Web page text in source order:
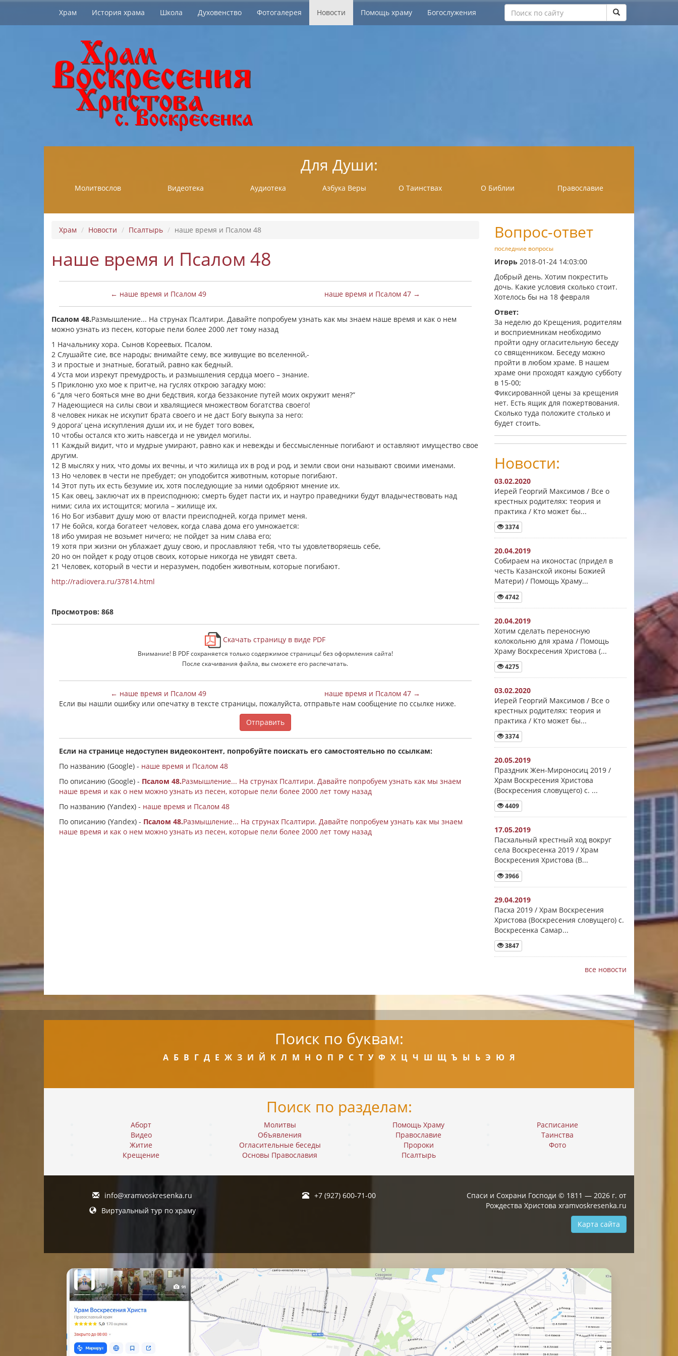
Храм История храма Школа Духовенство Фотогалерея Новости Помощь храму Богослужения
Для Души:
Молитвослов Видеотека Аудиотека Азбука Веры О Таинствах О Библии Православие
Храм Новости Псалтырь наше время и Псалом 48
наше время и Псалом 48
← наше время и Псалом 49 наше время и Псалом 47 →
Псалом 48.Размышление... На струнах Псалтири. Давайте попробуем узнать как мы знаем наше время и как о нем
можно узнать из песен, которые пели более 2000 лет тому назад
1 Начальнику хора. Сынов Кореевых. Псалом.
2 Слушайте сие, все народы; внимайте сему, все живущие во вселенной,-
3 и простые и знатные, богатый, равно как бедный.
4 Уста мои изрекут премудрость, и размышления сердца моего – знание.
5 Приклоню ухо мое к притче, на гуслях открою загадку мою:
6 “для чего бояться мне во дни бедствия, когда беззаконие путей моих окружит меня?”
7 Надеющиеся на силы свои и хвалящиеся множеством богатства своего!
8 человек никак не искупит брата своего и не даст Богу выкупа за него:
9 дорога’ цена искупления души их, и не будет того вовек,
10 чтобы остался кто жить навсегда и не увидел могилы.
11 Каждый видит, что и мудрые умирают, равно как и невежды и бессмысленные погибают и оставляют имущество свое
другим.
12 В мыслях у них, что домы их вечны, и что жилища их в род и род, и земли свои они называют своими именами.
13 Но человек в чести не пребудет; он уподобится животным, которые погибают.
14 Этот путь их есть безумие их, хотя последующие за ними одобряют мнение их.
15 Как овец, заключат их в преисподнюю; смерть будет пасти их, и наутро праведники будут владычествовать над
ними; сила их истощится; могила – жилище их.
16 Но Бог избавит душу мою от власти преисподней, когда примет меня.
17 Не бойся, когда богатеет человек, когда слава дома его умножается:
18 ибо умирая не возьмет ничего; не пойдет за ним слава его;
19 хотя при жизни он ублажает душу свою, и прославляют тебя, что ты удовлетворяешь себе,
20 но он пойдет к роду отцов своих, которые никогда не увидят света.
21 Человек, который в чести и неразумен, подобен животным, которые погибают.
http://radiovera.ru/37814.html
Просмотров: 868
Скачать страницу в виде PDF
Внимание! В PDF сохраняется только содержимое страницы! без оформления сайта!
После скачивания файла, вы сможете его распечатать.
← наше время и Псалом 49
наше время и Псалом 47 →
Если вы нашли ошибку или опечатку в тексте страницы, пожалуйста, отправьте нам сообщение по ссылке ниже.
Отправить
Если на странице недоступен видеоконтент, попробуйте поискать его самостоятельно по ссылкам:
По названию (Google) - наше время и Псалом 48
По описанию (Google) - Псалом 48.Размышление... На струнах Псалтири. Давайте попробуем узнать как мы знаем
наше время и как о нем можно узнать из песен, которые пели более 2000 лет тому назад
По названию (Yandex) - наше время и Псалом 48
По описанию (Yandex) - Псалом 48.Размышление... На струнах Псалтири. Давайте попробуем узнать как мы знаем
наше время и как о нем можно узнать из песен, которые пели более 2000 лет тому назад
Вопрос-ответ
последние вопросы
Игорь 2018-01-24 14:03:00
Добрый день. Хотим покрестить
дочь. Какие условия сколько стоит.
Хотелось бы на 18 февраля
Ответ:
За неделю до Крещения, родителям
и восприемникам необходимо
пройти одну огласительную беседу
со священником. Беседу можно
пройти в любом храме. В нашем
храме они проходят каждую субботу
в 15-00;
Фиксированной цены за крещения
нет. Есть ящик для пожертвования.
Сколько туда положите столько и
будет стоить.
Новости:
03.02.2020
Иерей Георгий Максимов / Все о
крестных родителях: теория и
практика / Кто может бы...
3374
20.04.2019
Собираем на иконостас (придел в
честь Казанской иконы Божией
Матери) / Помощь Храму...
4742
20.04.2019
Хотим сделать переносную
колокольню для храма / Помощь
Храму Воскресения Христова (...
4275
03.02.2020
Иерей Георгий Максимов / Все о
крестных родителях: теория и
практика / Кто может бы...
3374
20.05.2019
Праздник Жен-Мироносиц 2019 /
Храм Воскресения Христова
(Воскресения словущего) с. ...
4409
17.05.2019
Пасхальный крестный ход вокруг
села Воскресенка 2019 / Храм
Воскресения Христова (В...
3966
29.04.2019
Пасха 2019 / Храм Воскресения
Христова (Воскресения словущего) с.
Воскресенка Самар...
3847
все новости
Поиск по буквам:
А Б В Г Д Е Ж З И Й К Л М Н О П Р С Т У Ф Х Ц Ч Ш Щ Ъ Ы Ь Э Ю Я
Поиск по разделам:
Аборт
Видео
Житие
Крещение
Молитвы
Объявления
Огласительные беседы
Основы Православия
Помощь Храму
Православие
Пророки
Псалтырь
Расписание
Таинства
Фото
info@xramvoskresenka.ru
Виртуальный тур по храму
+7 (927) 600-71-00
Спаси и Сохрани Господи © 1811 — 2026 г. от
Рождества Христова xramvoskresenka.ru
Карта сайта